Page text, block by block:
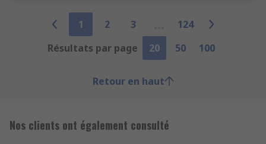
1 2 3
124
Résultats par page
20 50 100
Retour en haut
Nos clients ont également consulté